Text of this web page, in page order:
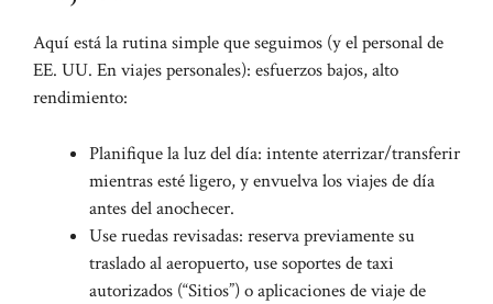
Aquí está la rutina simple que seguimos (y el personal de
EE. UU. En viajes personales): esfuerzos bajos, alto
rendimiento:
Planifique la luz del día: intente aterrizar/transferir
mientras esté ligero, y envuelva los viajes de día
antes del anochecer.
Use ruedas revisadas: reserva previamente su
traslado al aeropuerto, use soportes de taxi
autorizados (“Sitios”) o aplicaciones de viaje de